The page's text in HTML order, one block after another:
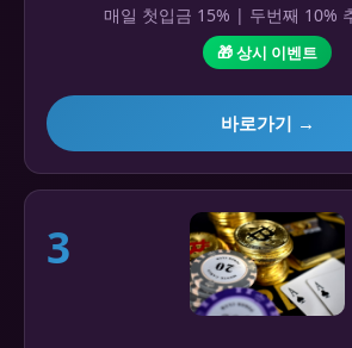
매일 첫입금 15% | 두번째 10%
🎁 상시 이벤트
바로가기 →
3